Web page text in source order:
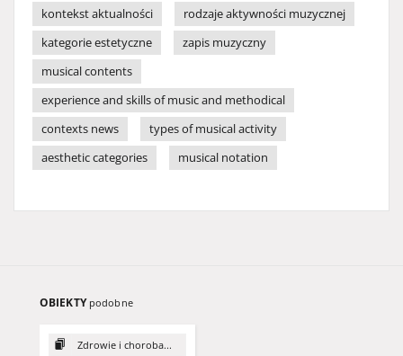
kontekst aktualności
rodzaje aktywności muzycznej
kategorie estetyczne
zapis muzyczny
musical contents
experience and skills of music and methodical
contexts news
types of musical activity
aesthetic categories
musical notation
OBIEKTY podobne
Zdrowie i choroba...